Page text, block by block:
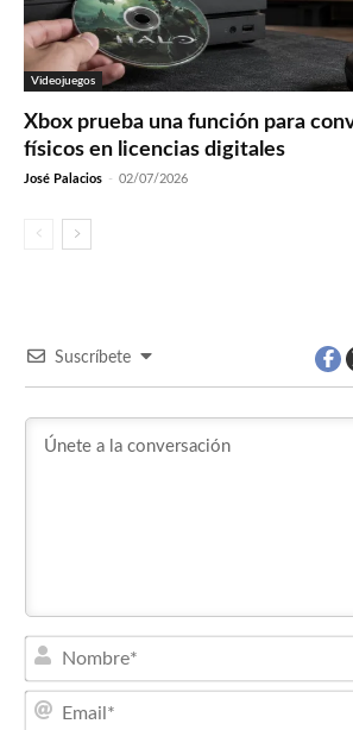
Videojuegos
Xbox prueba una función para
físicos en licencias digitales
José Palacios - 02/07/2026
Suscríbete